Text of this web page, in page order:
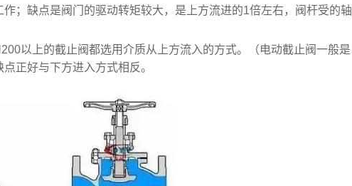
；缺点是阀门的驱动转矩较大，是上方流进的1倍左右，阀杆受的轴
以上的截止阀都选用介质从上方流入的方式。（电动截止阀一般是
正好与下方进入方式相反。